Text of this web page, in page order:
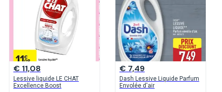
€ 11,08
Lessive liquide LE CHAT
Excellence Boost
€ 7,49
Dash Lessive Liquide Parfum
Envolée d'air